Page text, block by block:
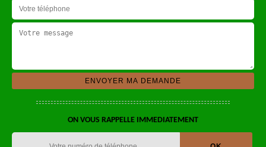
ON VOUS RAPPELLE IMMEDIATEMENT